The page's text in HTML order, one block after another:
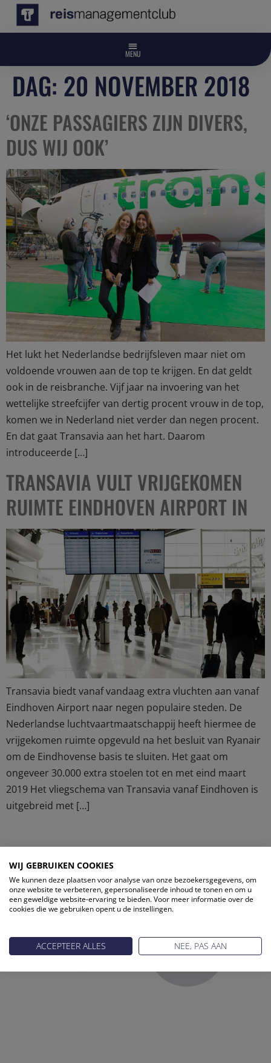
DAG: 20 NOVEMBER 2018
‘ONZE PASSAGIERS ZIJN DIVERS,
DUS WIJ OOK’
Het lukt het Nederlandse bedrijfsleven maar niet om
voldoende vrouwen aan de top te krijgen. En dat geldt
ook in de reisbranche. Vijf jaar na invoering van het
wettelijke streefcijfer van dertig procent vrouw in de top,
komen we in Nederland niet verder dan negen procent.
En dat gaat Transavia aan het hart. Daarom
introduceerde […]
TRANSAVIA VULT VRIJGEKOMEN
RUIMTE EINDHOVEN AIRPORT IN
Transavia biedt vanaf vandaag extra vluchten aan vanaf
Eindhoven Airport naar negen populaire steden. De
Nederlandse luchtvaartmaatschappij heeft hiermee de
vrijgekomen ruimte opgevuld na het besluit van Ryanair
om de Eindhovense basis te sluiten. Het gaat om
ongeveer 30.000 extra stoelen tot en met eind maart
2019 Het vliegschema van Transavia vanaf Eindhoven is
uitgebreid met […]
ONZE PARTNERS
WIJ GEBRUIKEN COOKIES
We kunnen deze plaatsen voor analyse van onze bezoekersgegevens, om
onze website te verbeteren, gepersonaliseerde inhoud te tonen en om u
een geweldige website-ervaring te bieden. Voor meer informatie over de
cookies die we gebruiken opent u de instellingen.
ACCEPTEER ALLES NEE, PAS AAN